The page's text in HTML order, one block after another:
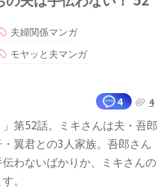
夫婦関係マンガ
モヤッと夫マンガ
4 4
」第52話。ミキさんは夫・吾郎
翼君との3人家族。吾郎さん
わないばかりか、ミキさんの
。